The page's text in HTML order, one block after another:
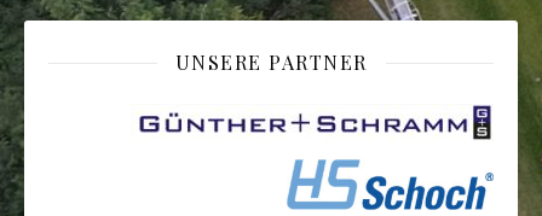
UNSERE PARTNER